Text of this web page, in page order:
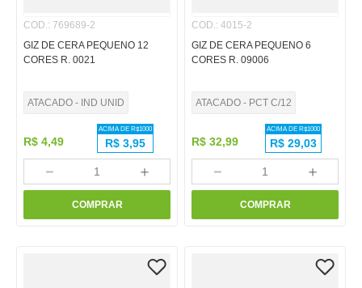
COD.: 769689-2
GIZ DE CERA PEQUENO 12
CORES R. 0021
ATACADO - IND UNID
R$ 4,49
ACIMA DE R$1000
R$ 3,95
＋
－
COMPRAR
COD.: 4015-2
GIZ DE CERA PEQUENO 6
CORES R. 09006
ATACADO - PCT C/12
R$ 32,99
ACIMA DE R$1000
R$ 29,03
＋
－
COMPRAR